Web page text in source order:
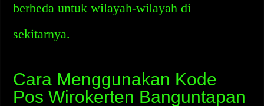
berbeda untuk wilayah-wilayah di
sekitarnya.
Cara Menggunakan Kode
Pos Wirokerten Banguntapan